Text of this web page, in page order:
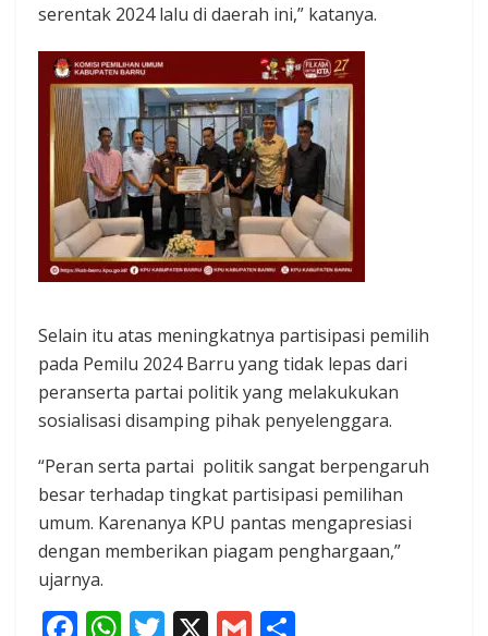
serentak 2024 lalu di daerah ini,” katanya.
Selain itu atas meningkatnya partisipasi pemilih
pada Pemilu 2024 Barru yang tidak lepas dari
peranserta partai politik yang melakukukan
sosialisasi disamping pihak penyelenggara.
“Peran serta partai politik sangat berpengaruh
besar terhadap tingkat partisipasi pemilihan
umum. Karenanya KPU pantas mengapresiasi
dengan memberikan piagam penghargaan,”
ujarnya.